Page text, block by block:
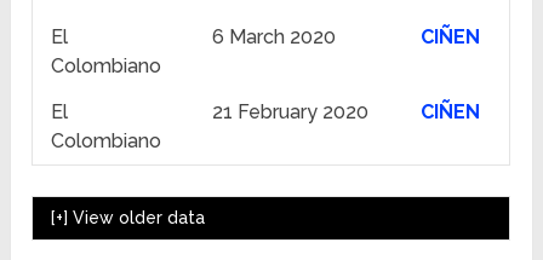
El
Colombiano
6 March 2020 CIÑEN
El
Colombiano
21 February 2020 CIÑEN
[+]View older data